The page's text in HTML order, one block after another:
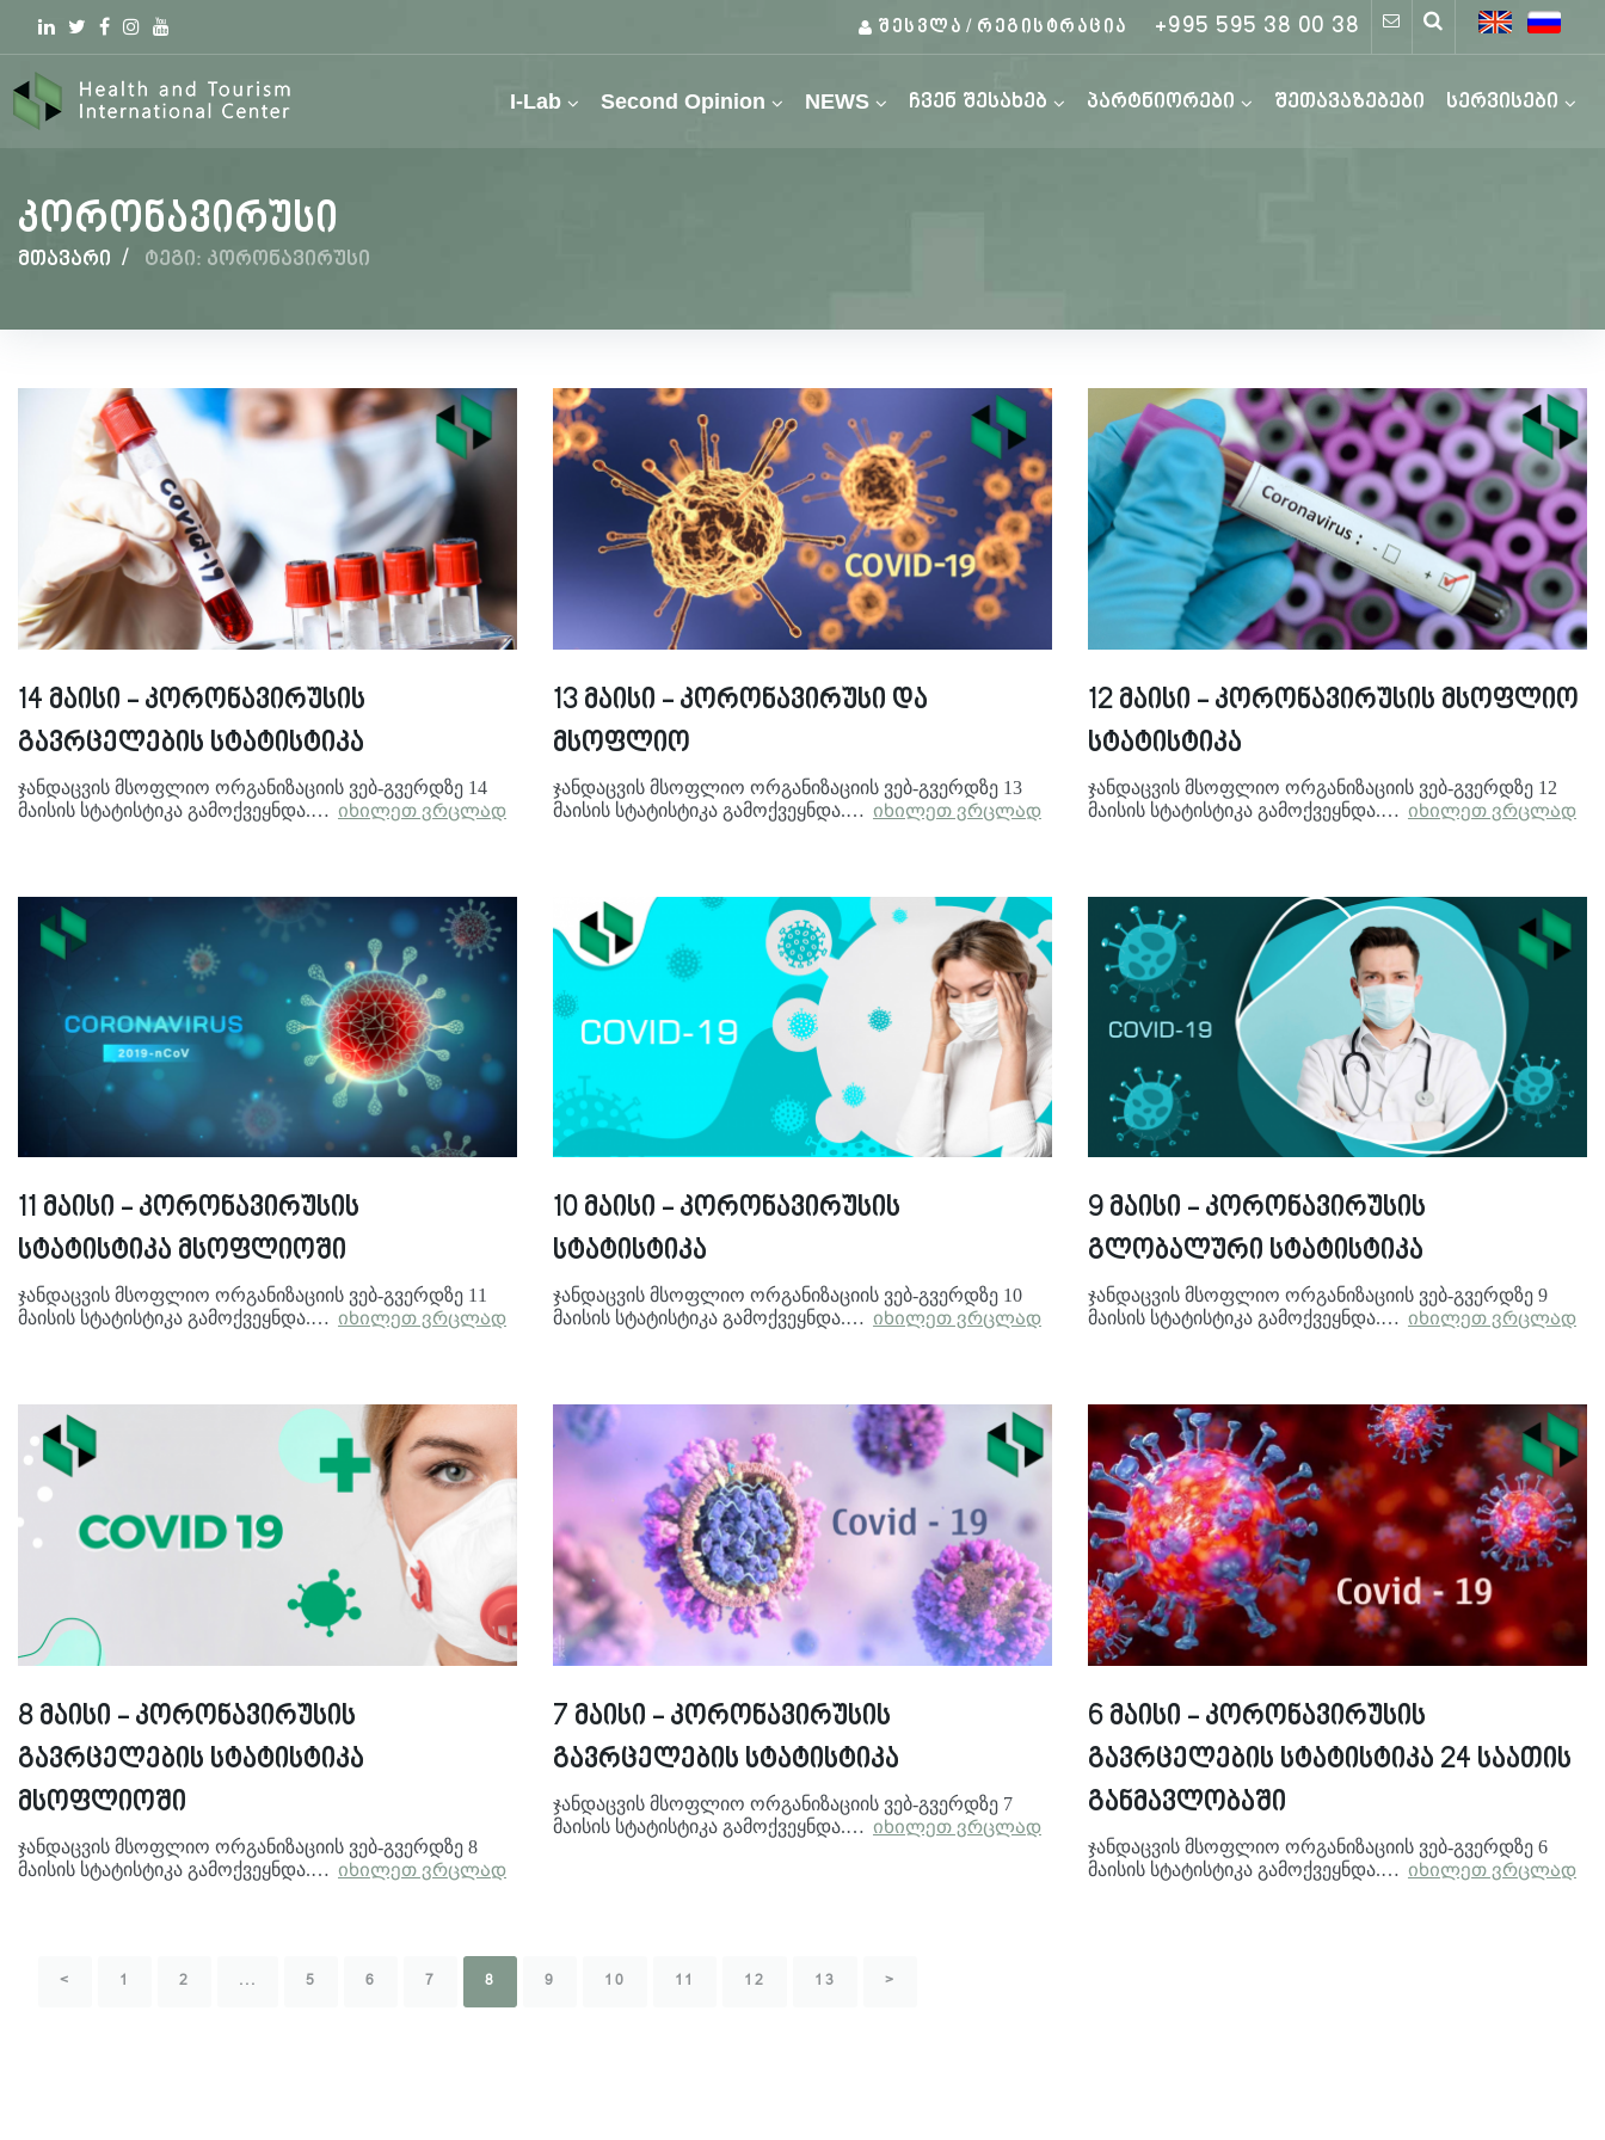
Linkedin
TwitterFacebook
Instagram
youtube
შესვლა / რეგისტრაცია +995 595 38 00 38
I-Lab Second Opinion NEWS ჩვენ შესახებ პარტნიორები შეთავაზებები სერვისები
კორონავირუსი
მთავარი / ტეგი: კორონავირუსი
კორონავირუსი
14 მაისი - კორონავირუსის
გავრცელების სტატისტიკა
ჯანდაცვის მსოფლიო ორგანიზაციის ვებ-გვერდზე 14
მაისის სტატისტიკა გამოქვეყნდა.… იხილეთ ვრცლად
13 მაისი - კორონავირუსი და
მსოფლიო
ჯანდაცვის მსოფლიო ორგანიზაციის ვებ-გვერდზე 13
მაისის სტატისტიკა გამოქვეყნდა.… იხილეთ ვრცლად
12 მაისი - კორონავირუსის მსოფლიო
სტატისტიკა
ჯანდაცვის მსოფლიო ორგანიზაციის ვებ-გვერდზე 12
მაისის სტატისტიკა გამოქვეყნდა.… იხილეთ ვრცლად
11 მაისი - კორონავირუსის
სტატისტიკა მსოფლიოში
ჯანდაცვის მსოფლიო ორგანიზაციის ვებ-გვერდზე 11
მაისის სტატისტიკა გამოქვეყნდა.… იხილეთ ვრცლად
10 მაისი - კორონავირუსის
სტატისტიკა
ჯანდაცვის მსოფლიო ორგანიზაციის ვებ-გვერდზე 10
მაისის სტატისტიკა გამოქვეყნდა.… იხილეთ ვრცლად
9 მაისი - კორონავირუსის
გლობალური სტატისტიკა
ჯანდაცვის მსოფლიო ორგანიზაციის ვებ-გვერდზე 9
მაისის სტატისტიკა გამოქვეყნდა.… იხილეთ ვრცლად
8 მაისი - კორონავირუსის
გავრცელების სტატისტიკა
მსოფლიოში
ჯანდაცვის მსოფლიო ორგანიზაციის ვებ-გვერდზე 8
მაისის სტატისტიკა გამოქვეყნდა.… იხილეთ ვრცლად
7 მაისი - კორონავირუსის
გავრცელების სტატისტიკა
ჯანდაცვის მსოფლიო ორგანიზაციის ვებ-გვერდზე 7
მაისის სტატისტიკა გამოქვეყნდა.… იხილეთ ვრცლად
6 მაისი - კორონავირუსის
გავრცელების სტატისტიკა 24 საათის
განმავლობაში
ჯანდაცვის მსოფლიო ორგანიზაციის ვებ-გვერდზე 6
მაისის სტატისტიკა გამოქვეყნდა.… იხილეთ ვრცლად
< 1 2 ... 5 6 7 8 9 10 11 12 13 >